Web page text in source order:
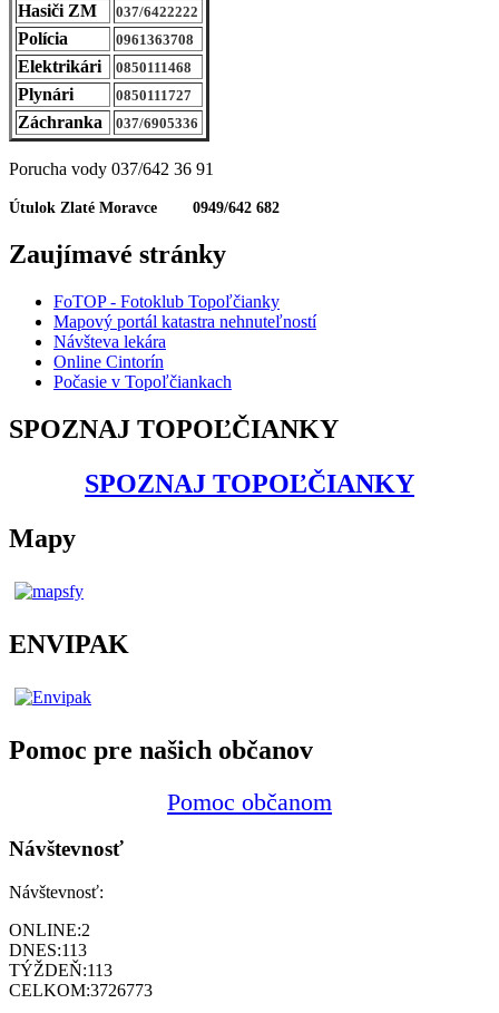
Hasiči ZM
037/6422222
Polícia 0961363708
Elektrikári 0850111468
Plynári 0850111727
Záchranka 037/6905336
Porucha vody 037/642 36 91
Útulok Zlaté Moravce 0949/642 682
Zaujímavé stránky
FoTOP - Fotoklub Topoľčianky
Mapový portál katastra nehnuteľností
Návšteva lekára
Online Cintorín
Počasie v Topoľčiankach
SPOZNAJ TOPOĽČIANKY
SPOZNAJ TOPOĽČIANKY
Mapy
ENVIPAK
Pomoc pre našich občanov
Pomoc občanom
Návštevnosť
Návštevnosť:
ONLINE:2
DNES:113
TÝŽDEŇ:113
CELKOM:3726773